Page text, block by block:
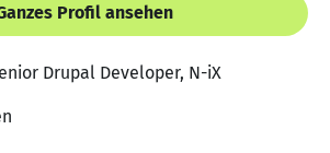
Profil ansehen
Drupal Developer, N-iX